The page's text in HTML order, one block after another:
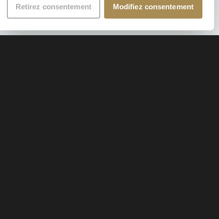
Retirez consentement Modifiez consentement